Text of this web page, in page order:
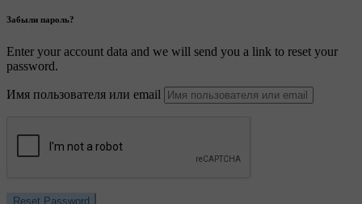
Забыли пароль?
Enter your account data and we will send you a link to reset your
password.
Имя пользователя или email